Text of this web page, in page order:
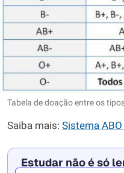
Tabela de doação entre os
Saiba mais: Sistema
Estudar não é só